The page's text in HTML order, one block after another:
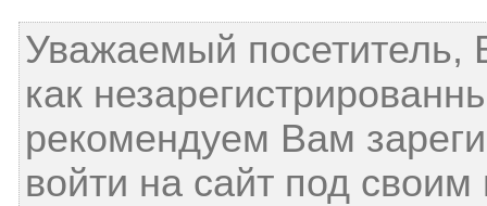
Уважаемый посетитель,
как
рекомендуем Вам
войти на сайт под